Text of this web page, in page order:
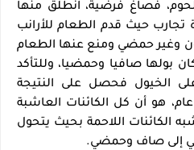
فصاغ فرضية، انطلق منها
حيث قدم الطعام للأرانب
وغير حمضي ومنع عنها الطعام
بولها صافيا وحمضيا، وللتأكد
الخيول فحصل على النتيجة
هو أن كل الكائنات العاشبة
الكائنات اللاحمة بحيث يتحول
إلى صاف وحمضي.